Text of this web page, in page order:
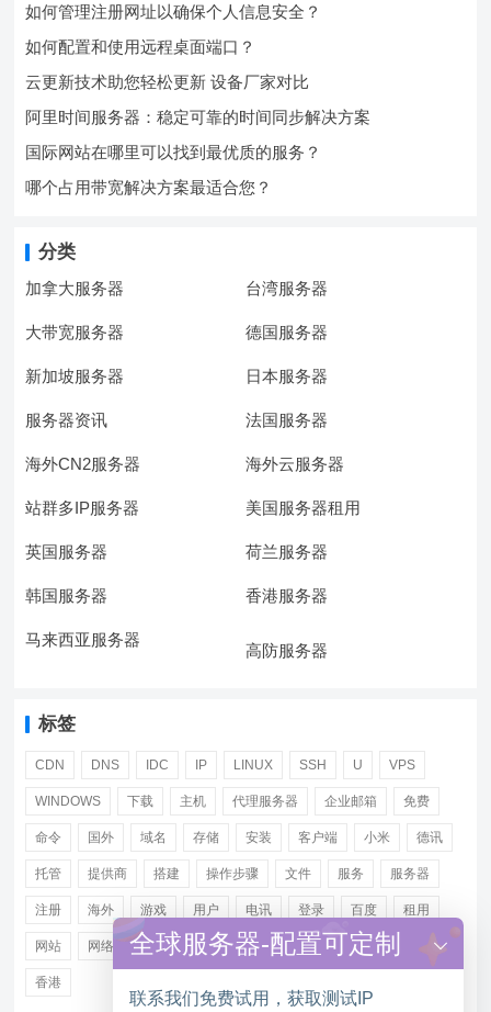
如何管理注册网址以确保个人信息安全？
如何配置和使用远程桌面端口？
云更新技术助您轻松更新 设备厂家对比
阿里时间服务器：稳定可靠的时间同步解决方案
国际网站在哪里可以找到最优质的服务？
哪个占用带宽解决方案最适合您？
分类
加拿大服务器 台湾服务器
大带宽服务器 德国服务器
新加坡服务器 日本服务器
服务器资讯 法国服务器
海外CN2服务器 海外云服务器
站群多IP服务器 美国服务器租用
英国服务器 荷兰服务器
韩国服务器 香港服务器
马来西亚服务器
高防服务器
标签
CDN DNS IDC IP LINUX SSH U VPS
WINDOWS 下载 主机 代理服务器 企业邮箱 免费
命令 国外 域名 存储 安装 客户端 小米 德讯
托管 提供商 搭建 操作步骤 文件 服务 服务器
注册 海外 游戏 用户 电讯 登录 百度 租用
网站 网络 腾讯 虚拟主机 证书 配置 阿里
香港
全球服务器-配置可定制
联系我们免费试用，获取测试IP